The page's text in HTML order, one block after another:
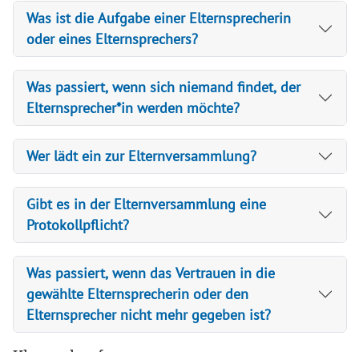
Was ist die Aufgabe einer Elternsprecherin
oder eines Elternsprechers?
Was passiert, wenn sich niemand findet, der
Elternsprecher*in werden möchte?
Wer lädt ein zur Elternversammlung?
Gibt es in der Elternversammlung eine
Protokollpflicht?
Was passiert, wenn das Vertrauen in die
gewählte Elternsprecherin oder den
Elternsprecher nicht mehr gegeben ist?